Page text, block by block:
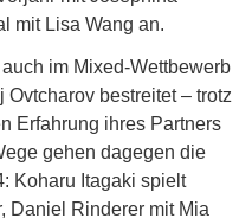
mit Lisa Wang an.
im Mixed-Wettbewerb
bestreitet – trotz
Erfahrung ihres Partners
gehen dagegen die
Koharu Itagaki spielt
Daniel Rinderer mit Mia